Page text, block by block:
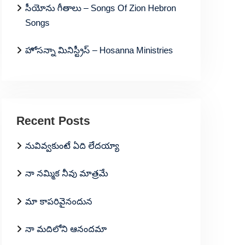
సీయోను గీతాలు – Songs Of Zion Hebron
Songs
హోసన్నా మినిస్ట్రీస్ – Hosanna Ministries
Recent Posts
నువివ్వకుంటే ఏది లేదయ్యా
నా నమ్మిక నీవు మాత్రమే
మా కాపరివైనందున
నా మదిలోని ఆనందమా